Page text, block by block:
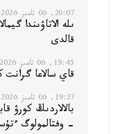
20:07, 06 تامىز 2026
ىلە الاتاۋىندا
قالدى
19:45, 06 تامىز 2026
قاي سالاعا
19:27, 06 تامىز 2026
بالالاردىڭ كورۋ
- وفتالمولوگ